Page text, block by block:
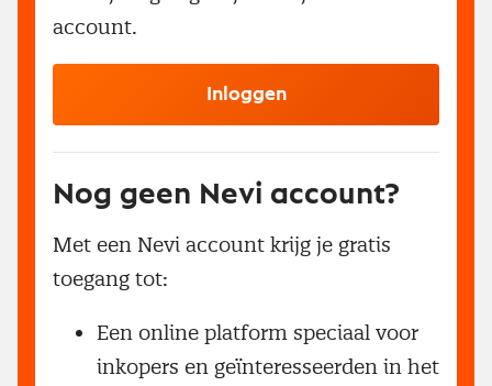
account.
Inloggen
Nog geen Nevi account?
Met een Nevi account krijg je gratis
toegang tot:
Een online platform speciaal voor
inkopers en geïnteresseerden in het